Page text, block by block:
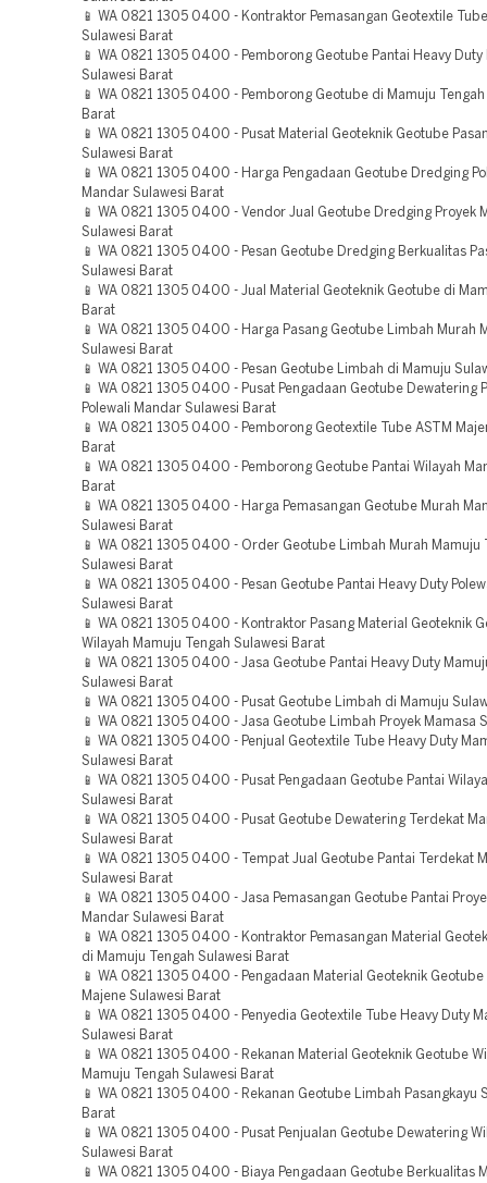
📱 WA 0821 1305 0400 - Kontraktor Pemasangan Geotextile
Sulawesi Barat
📱 WA 0821 1305 0400 - Pemborong Geotube Pantai Heavy Duty
Sulawesi Barat
📱 WA 0821 1305 0400 - Pemborong Geotube di Mamuju Tengah
Barat
📱 WA 0821 1305 0400 - Pusat Material Geoteknik Geotube
Sulawesi Barat
📱 WA 0821 1305 0400 - Harga Pengadaan Geotube Dredging
Mandar Sulawesi Barat
📱 WA 0821 1305 0400 - Vendor Jual Geotube Dredging Proyek
Sulawesi Barat
📱 WA 0821 1305 0400 - Pesan Geotube Dredging Berkualitas
Sulawesi Barat
📱 WA 0821 1305 0400 - Jual Material Geoteknik Geotube di
Barat
📱 WA 0821 1305 0400 - Harga Pasang Geotube Limbah Murah
Sulawesi Barat
📱 WA 0821 1305 0400 - Pesan Geotube Limbah di Mamuju
📱 WA 0821 1305 0400 - Pusat Pengadaan Geotube Dewatering
Polewali Mandar Sulawesi Barat
📱 WA 0821 1305 0400 - Pemborong Geotextile Tube ASTM
Barat
📱 WA 0821 1305 0400 - Pemborong Geotube Pantai Wilayah
Barat
📱 WA 0821 1305 0400 - Harga Pemasangan Geotube Murah
Sulawesi Barat
📱 WA 0821 1305 0400 - Order Geotube Limbah Murah Mamuju
Sulawesi Barat
📱 WA 0821 1305 0400 - Pesan Geotube Pantai Heavy Duty
Sulawesi Barat
📱 WA 0821 1305 0400 - Kontraktor Pasang Material Geoteknik
Wilayah Mamuju Tengah Sulawesi Barat
📱 WA 0821 1305 0400 - Jasa Geotube Pantai Heavy Duty
Sulawesi Barat
📱 WA 0821 1305 0400 - Pusat Geotube Limbah di Mamuju
📱 WA 0821 1305 0400 - Jasa Geotube Limbah Proyek Mamasa
📱 WA 0821 1305 0400 - Penjual Geotextile Tube Heavy Duty
Sulawesi Barat
📱 WA 0821 1305 0400 - Pusat Pengadaan Geotube Pantai
Sulawesi Barat
📱 WA 0821 1305 0400 - Pusat Geotube Dewatering Terdekat
Sulawesi Barat
📱 WA 0821 1305 0400 - Tempat Jual Geotube Pantai Terdekat
Sulawesi Barat
📱 WA 0821 1305 0400 - Jasa Pemasangan Geotube Pantai
Mandar Sulawesi Barat
📱 WA 0821 1305 0400 - Kontraktor Pemasangan Material
di Mamuju Tengah Sulawesi Barat
📱 WA 0821 1305 0400 - Pengadaan Material Geoteknik Geotube
Majene Sulawesi Barat
📱 WA 0821 1305 0400 - Penyedia Geotextile Tube Heavy Duty
Sulawesi Barat
📱 WA 0821 1305 0400 - Rekanan Material Geoteknik Geotube
Mamuju Tengah Sulawesi Barat
📱 WA 0821 1305 0400 - Rekanan Geotube Limbah Pasangkayu
Barat
📱 WA 0821 1305 0400 - Pusat Penjualan Geotube Dewatering
Sulawesi Barat
📱 WA 0821 1305 0400 - Biaya Pengadaan Geotube Berkualitas